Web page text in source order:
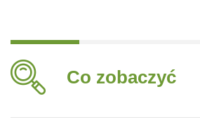
Co zobaczyć